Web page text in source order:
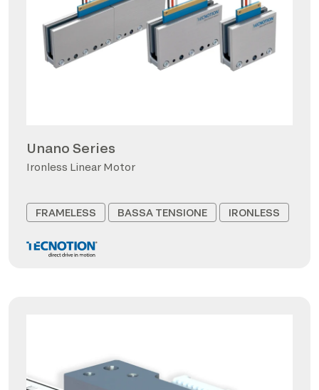
Unano Series
Ironless Linear Motor
FRAMELESS BASSA TENSIONE IRONLESS